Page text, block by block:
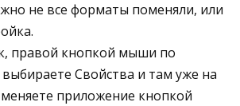
не все форматы поменяли, или
правой кнопкой мыши по
Свойства и там уже на
приложение кнопкой